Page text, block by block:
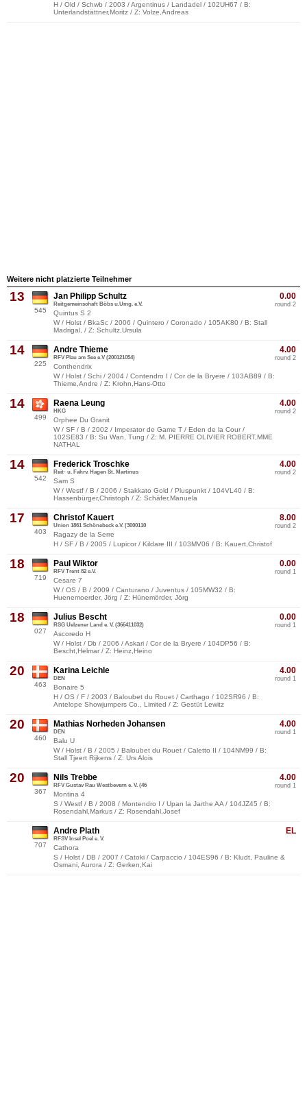
H / Old / Schwb / 2003 / Argentinus / Landadel / 102UH67 / B:
Unterlandstättner,Moritz / Z: Volze,Andreas
Weitere nicht platzierte Teilnehmer
13
545
0.00
round 2
Jan Philipp Schultz
Reitgemeinschaft Böbs u.Umg. e.V.
Quintus S 2
W / Holst / BkaSc / 2006 / Quintero / Coronado / 105AK80 / B: Stall
Madrigal, / Z: Schultz,Ursula
14
225
4.00
round 2
Andre Thieme
RFV Plau am See e.V (200121054)
Conthendrix
W / Holst / Schi / 2004 / Contendro I / Cor de la Bryere / 103AB89 / B:
Thieme,Andre / Z: Krohn,Hans-Otto
14
499
4.00
round 2
Raena Leung
HKG
Orphee Du Granit
W / SF / B / 2002 / Imperator de Game T / Eden de la Cour /
102SE83 / B: Su Wan, Tung / Z: M. PIERRE OLIVIER ROBERT,MME
NATHAL
14
542
4.00
round 2
Frederick Troschke
Reit- u. Fahrv. Hagen St. Martinus
Sam S
W / Westf / B / 2006 / Stakkato Gold / Pluspunkt / 104VL40 / B:
Hassenbürger,Christoph / Z: Schäfer,Manuela
17
403
8.00
round 2
Christof Kauert
Union 1861 Schönebeck e.V. (3000110
Ragazy de la Serre
H / SF / B / 2005 / Lupicor / Kildare III / 103MV06 / B: Kauert,Christof
18
719
0.00
round 1
Paul Wiktor
RFV Trent 82 e.V.
Cesare 7
W / OS / B / 2009 / Canturano / Juventus / 105MW32 / B:
Huenemoerder, Jörg / Z: Hünemörder, Jörg
18
027
0.00
round 1
Julius Bescht
RSG Uelzener Land e. V. (366411032)
Ascoredo H
W / Holst / Db / 2006 / Askari / Cor de la Bryere / 104DP56 / B:
Bescht,Helmar / Z: Heinz,Heino
20
463
4.00
round 1
Karina Leichle
DEN
Bonaire 5
H / OS / F / 2003 / Baloubet du Rouet / Carthago / 102SR96 / B:
Antelope Showjumpers Co., Limited / Z: Gestüt Lewitz
20
460
4.00
round 1
Mathias Norheden Johansen
DEN
Balu U
W / Holst / B / 2005 / Baloubet du Rouet / Caletto II / 104NM99 / B:
Stall Tjeert Rijkens / Z: Urs Alois
20
367
4.00
round 1
Nils Trebbe
RFV Gustav Rau Westbevern e. V. (46
Montina 4
S / Westf / B / 2008 / Montendro I / Upan la Jarthe AA / 104JZ45 / B:
Rosendahl,Markus / Z: Rosendahl,Josef
707
EL
Andre Plath
RFSV Insel Poel e. V.
Cathora
S / Holst / DB / 2007 / Catoki / Carpaccio / 104ES96 / B: Kludt, Pauline &
Osmani, Aurora / Z: Gerken,Kai